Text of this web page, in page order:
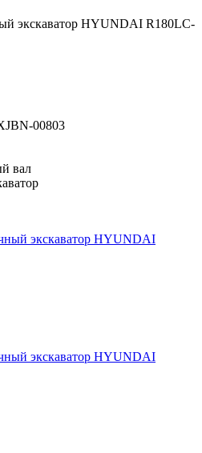
экскаватор HYUNDAI R180LC-
00803
вал